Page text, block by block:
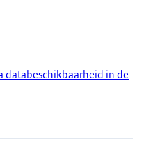
databeschikbaarheid in de